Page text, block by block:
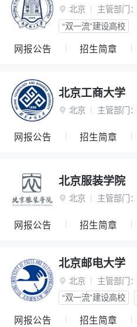
 北京 主管部门：
“双一流”建设高校
网报公告 招生简章
北京工商大学
 北京 主管部门：
网报公告 招生简章
北京服装学院
 北京 主管部门：
网报公告 招生简章
北京邮电大学
 北京 主管部门：
“双一流”建设高校
网报公告 招生简章